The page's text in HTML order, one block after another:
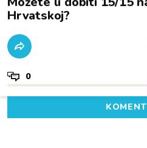
Hrvatskoj?
0